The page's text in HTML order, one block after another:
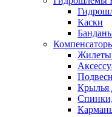
Каски
Жилеты
Крылья
Спинки,